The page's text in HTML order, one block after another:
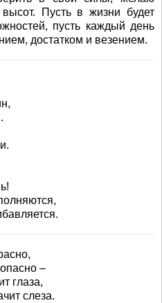
высот. Пусть в жизни будет
пусть каждый день
достатком и везением.
–
глаза,
слеза.